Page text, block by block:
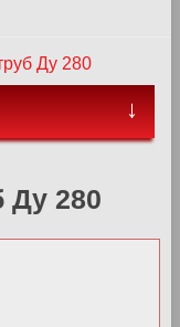
Ду 280
Ду 280